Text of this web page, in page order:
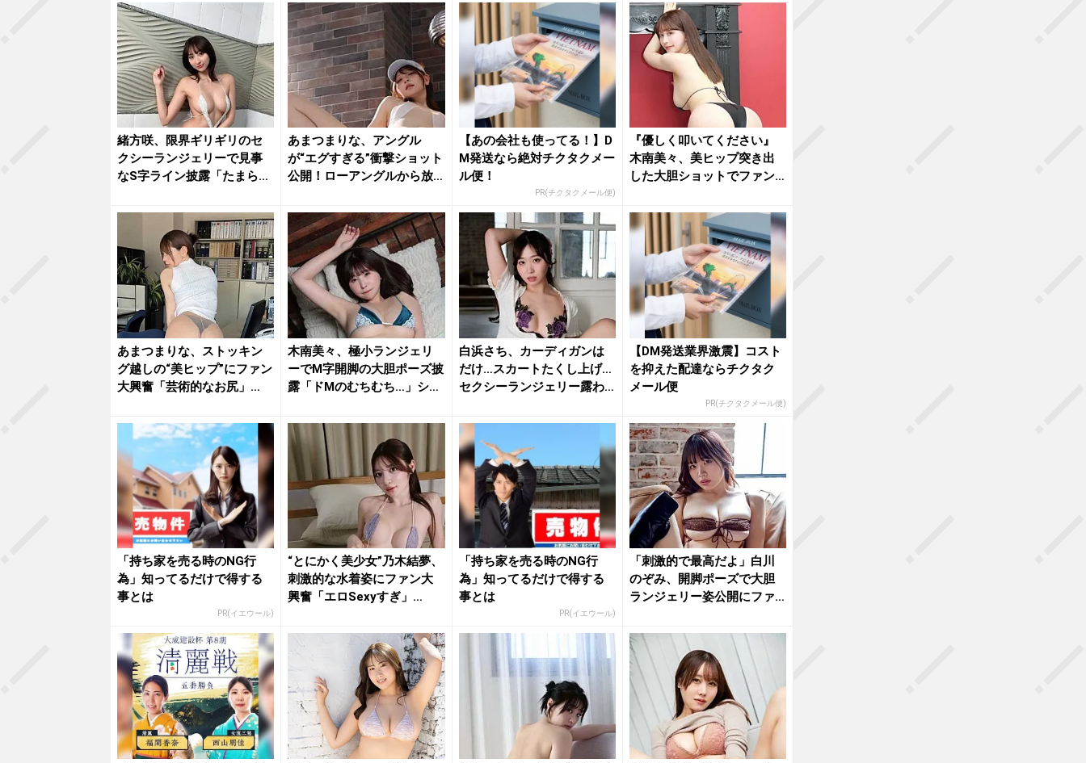
緒方咲、限界ギリギリのセ
クシーランジェリーで見事
なS字ライン披露「たまらな
あまつまりな、アングル
が“エグすぎる”衝撃ショット
公開！ローアングルから放
【あの会社も使ってる！】D
M発送なら絶対チクタクメー
ル便！
PR(チクタクメール便)
『優しく叩いてください』
木南美々、美ヒップ突き出
した大胆ショットでファン
あまつまりな、ストッキン
グ越しの“美ヒップ”にファン
大興奮「芸術的なお尻」
木南美々、極小ランジェリ
ーでM字開脚の大胆ポーズ披
露「ドMのむちむち…」ショ
白浜さち、カーディガンは
だけ…スカートたくし上げ…
セクシーランジェリー露わ
【DM発送業界激震】コスト
を抑えた配達ならチクタク
メール便
PR(チクタクメール便)
「持ち家を売る時のNG行
為」知ってるだけで得する
事とは
PR(イエウール)
“とにかく美少女”乃木結夢、
刺激的な水着姿にファン大
興奮「エロSexyすぎ」
「持ち家を売る時のNG行
為」知ってるだけで得する
事とは
PR(イエウール)
「刺激的で最高だよ」白川
のぞみ、開脚ポーズで大胆
ランジェリー姿公開にファ